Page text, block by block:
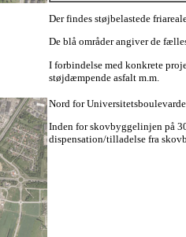
Der findes støjbelastede
De blå områder angiver de
I forbindelse med konkrete
støjdæmpende asfalt m.m.
Nord for
Inden for skovbyggelinjen på
dispensation/tilladelse fra